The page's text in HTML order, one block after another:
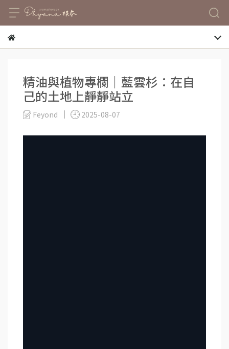
精油與植物專欄｜藍雲杉：在自
己的土地上靜靜站立
Feyond 2025-08-07